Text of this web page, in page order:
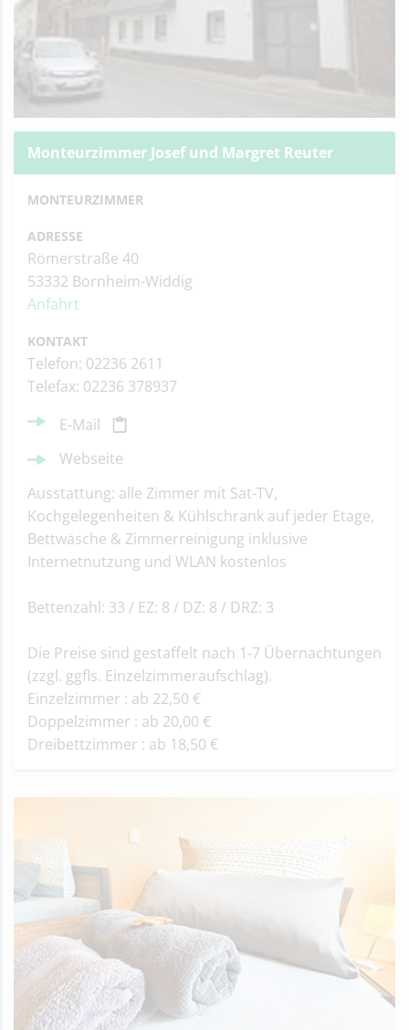
Monteurzimmer Josef und Margret Reuter
MONTEURZIMMER
ADRESSE
Römerstraße 40
53332 Bornheim-Widdig
Anfahrt
KONTAKT
Telefon: 02236 2611
Telefax: 02236 378937
E-Mail
Webseite
Ausstattung: alle Zimmer mit Sat-TV,
Kochgelegenheiten & Kühlschrank auf jeder Etage,
Bettwäsche & Zimmerreinigung inklusive
Internetnutzung und WLAN kostenlos
Bettenzahl: 33 / EZ: 8 / DZ: 8 / DRZ: 3
Die Preise sind gestaffelt nach 1-7 Übernachtungen
(zzgl. ggfls. Einzelzimmeraufschlag).
Einzelzimmer : ab 22,50 €
Doppelzimmer : ab 20,00 €
Dreibettzimmer : ab 18,50 €